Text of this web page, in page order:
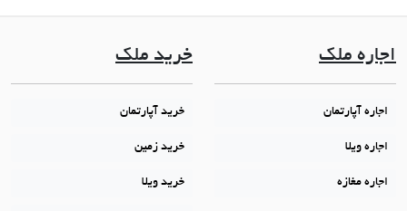
اجاره ملک
اجاره آپارتمان
اجاره ویلا
اجاره مغازه
خرید ملک
خرید آپارتمان
خرید زمین
خرید ویلا